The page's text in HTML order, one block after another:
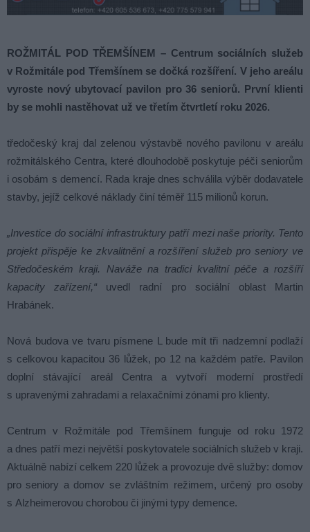
ROŽMITÁL POD TŘEMŠÍNEM – Centrum sociálních služeb
v Rožmitále pod Třemšínem se dočká rozšíření. V jeho areálu
vyroste nový ubytovací pavilon pro 36 seniorů. První klienti
by se mohli nastěhovat už ve třetím čtvrtletí roku 2026.
tředočeský kraj dal zelenou výstavbě nového pavilonu v areálu
rožmitálského Centra, které dlouhodobě poskytuje péči seniorům
i osobám s demencí. Rada kraje dnes schválila výběr dodavatele
stavby, jejíž celkové náklady činí téměř 115 milionů korun.
„Investice do sociální infrastruktury patří mezi naše priority. Tento
projekt přispěje ke zkvalitnění a rozšíření služeb pro seniory ve
Středočeském kraji. Naváže na tradici kvalitní péče a rozšíří
kapacity zařízení,“ uvedl radní pro sociální oblast Martin
Hrabánek.
Nová budova ve tvaru písmene L bude mít tři nadzemní podlaží
s celkovou kapacitou 36 lůžek, po 12 na každém patře. Pavilon
doplní stávající areál Centra a vytvoří moderní prostředí
s upravenými zahradami a relaxačními zónami pro klienty.
Centrum v Rožmitále pod Třemšínem funguje od roku 1972
a dnes patří mezi největší poskytovatele sociálních služeb v kraji.
Aktuálně nabízí celkem 220 lůžek a provozuje dvě služby: domov
pro seniory a domov se zvláštním režimem, určený pro osoby
s Alzheimerovou chorobou či jinými typy demence.